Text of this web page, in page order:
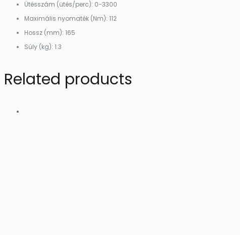
Ütésszám (ütés/perc): 0-3300
Maximális nyomaték (Nm): 112
Hossz (mm): 165
Súly (kg): 1.3
Related products